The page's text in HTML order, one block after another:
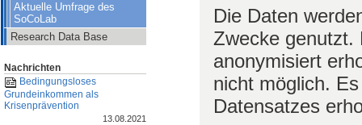
Aktuelle Umfrage des
SoCoLab
Research Data Base
Nachrichten
Bedingungsloses
Grundeinkommen als
Krisenprävention
13.08.2021
Die Daten
Zwecke genutzt.
anonymisiert
nicht möglich.
Datensatzes